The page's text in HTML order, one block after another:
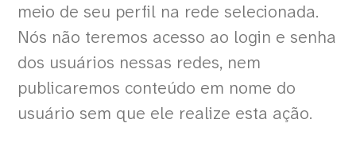
meio de seu perfil na rede selecionada.
Nós não teremos acesso ao login e senha
dos usuários nessas redes, nem
publicaremos conteúdo em nome do
usuário sem que ele realize esta ação.